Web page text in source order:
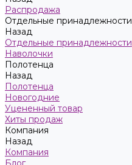
Распродажа
Отдельные принадлежности
Назад
Отдельные принадлежности
Наволочки
Полотенца
Назад
Полотенца
Новогодние
Уцененный товар
Хиты продаж
Компания
Назад
Компания